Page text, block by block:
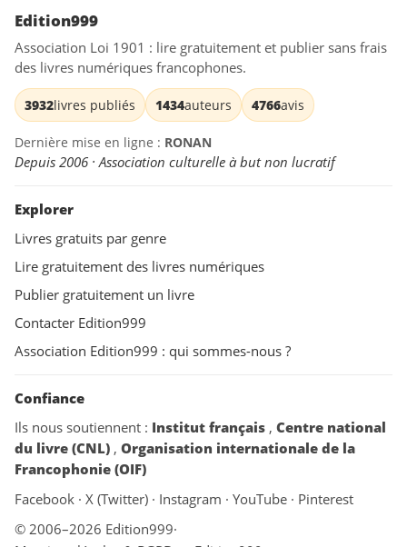
Edition999
Association Loi 1901 : lire gratuitement et publier sans frais
des livres numériques francophones.
3932livres publiés 1434auteurs 4766avis
Dernière mise en ligne : RONAN
Depuis 2006 · Association culturelle à but non lucratif
Explorer
Livres gratuits par genre
Lire gratuitement des livres numériques
Publier gratuitement un livre
Contacter Edition999
Association Edition999 : qui sommes-nous ?
Confiance
Ils nous soutiennent : Institut français , Centre national
du livre (CNL) , Organisation internationale de la
Francophonie (OIF)
Facebook · X (Twitter) · Instagram · YouTube · Pinterest
© 2006–2026 Edition999·